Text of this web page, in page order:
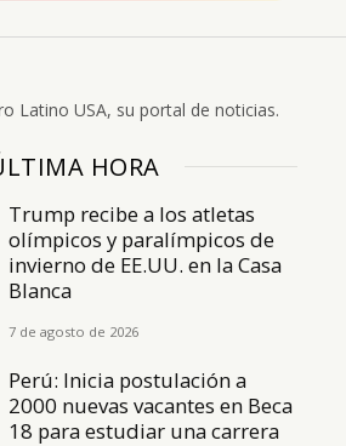
Latino USA, su portal de noticias.
HORA
Trump recibe a los atletas
olímpicos y paralímpicos de
invierno de EE.UU. en la Casa
Blanca
7 de agosto de 2026
Perú: Inicia postulación a
2000 nuevas vacantes en Beca
18 para estudiar una carrera